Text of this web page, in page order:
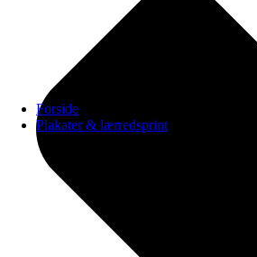
Forside
Plakater & lærredsprint